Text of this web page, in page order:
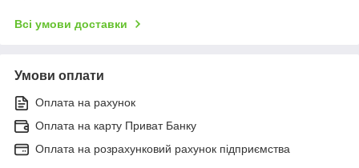
Всі умови доставки
Умови оплати
Оплата на рахунок
Оплата на карту Приват Банку
Оплата на розрахунковий рахунок підприємства